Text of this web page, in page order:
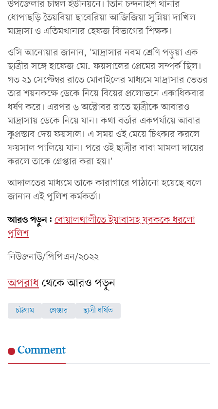
উপজেলার চাম্বল ইউনিয়নে। তিনি চন্দনাইশ থানার
ধোপাছড়ি তৈয়বিয়া ছাবেরিয়া আজিজিয়া সুন্নিয়া দাখিল
মাদ্রাসা ও এতিমখানার হেফজ বিভাগের শিক্ষক।
ওসি আনোয়ার জানান, 'মাদ্রাসার নবম শ্রেণি পড়ুয়া এক
ছাত্রীর সঙ্গে হাফেজ মো. ফয়সালের প্রেমের সম্পর্ক ছিল।
গত ২১ সেপ্টেম্বর রাতে মোবাইলের মাধ্যমে মাদ্রাসার ভেতর
তার শয়নকক্ষে ডেকে নিয়ে বিয়ের প্রলোভনে একাধিকবার
ধর্ষণ করে। এরপর ৬ অক্টোবর রাতে ছাত্রীকে আবারও
মাদ্রাসায় ডেকে নিয়ে যান। কথা বর্তার একপর্যায়ে আবার
কুপ্রস্তাব দেয় ফয়সাল। এ সময় ওই মেয়ে চিৎকার করলে
ফয়সাল পালিয়ে যান। পরে ওই ছাত্রীর বাবা মামলা দায়ের
করলে তাকে গ্রেপ্তার করা হয়।'
আদালতের মাধ্যমে তাকে কারাগারে পাঠানো হয়েছে বলে
জানান এই পুলিশ কর্মকর্তা।
আরও পড়ুন: বোয়ালখালীতে ইয়াবাসহ যুবককে ধরলো
পুলিশ
নিউজনাউ/পিপিএন/২০২২
অপরাধথেকে আরও পড়ুন
চট্টগ্রাম গ্রেপ্তার ছাত্রী ধর্ষিত
Comment